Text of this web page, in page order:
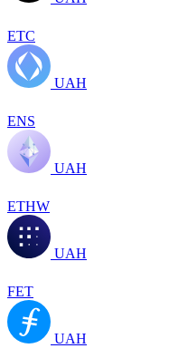
ETC
UAH
ENS
UAH
ETHW
UAH
FET
UAH